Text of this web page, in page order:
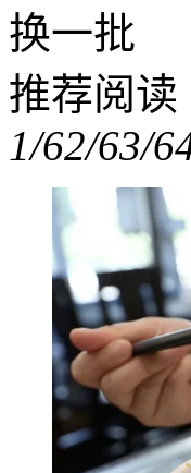
换一批
推荐阅读
1/62/63/6